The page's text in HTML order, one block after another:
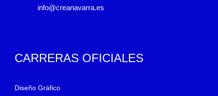
info@creanavarra.es
CARRERAS OFICIALES
Diseño Gráfico